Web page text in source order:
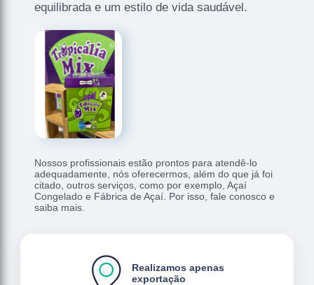
equilibrada e um estilo de vida saudável.
Nossos profissionais estão prontos para atendê-lo
adequadamente, nós oferecermos, além do que já foi
citado, outros serviços, como por exemplo, Açaí
Congelado e Fábrica de Açaí. Por isso, fale conosco e
saiba mais.
Realizamos apenas
exportação